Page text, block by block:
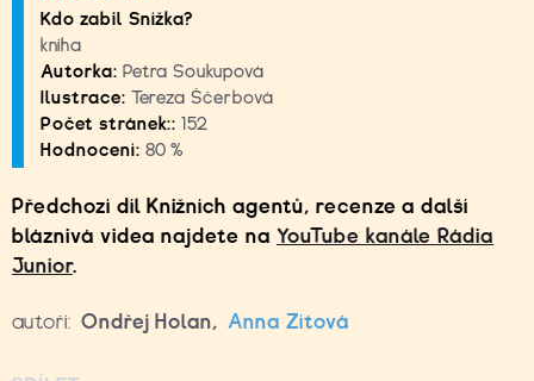
Kdo zabil Snížka?
kniha
Autorka: Petra Soukupová
Ilustrace: Tereza Ščerbová
Počet stránek:: 152
Hodnocení: 80 %
Předchozí díl Knižních agentů, recenze a další
bláznivá videa najdete na YouTube kanále Rádia
Junior.
autoři: Ondřej Holan, Anna Zítová